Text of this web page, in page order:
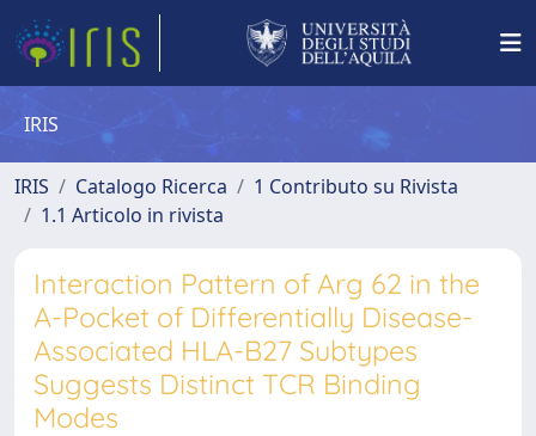
IRIS
IRIS Catalogo Ricerca
1 Contributo su Rivista
1.1 Articolo in rivista
Interaction Pattern of Arg 62 in the
A-Pocket of Differentially Disease-
Associated HLA-B27 Subtypes
Suggests Distinct TCR Binding
Modes